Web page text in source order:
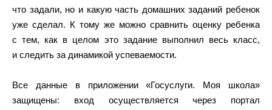
что задали, но и какую часть домашних заданий ребенок
уже сделал. К тому же можно сравнить оценку ребенка
с тем, как в целом это задание выполнил весь класс,
и следить за динамикой успеваемости.
Все данные в приложении «Госуслуги. Моя школа»
защищены: вход осуществляется через портал